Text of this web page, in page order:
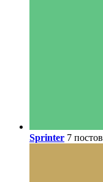
Sprinter 7 постов